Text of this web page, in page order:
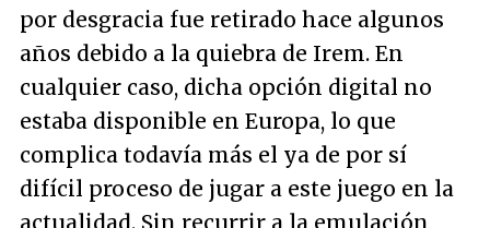
por desgracia fue retirado hace algunos
años debido a la quiebra de Irem. En
cualquier caso, dicha opción digital no
estaba disponible en Europa, lo que
complica todavía más el ya de por sí
difícil proceso de jugar a este juego en la
actualidad. Sin recurrir a la emulación,